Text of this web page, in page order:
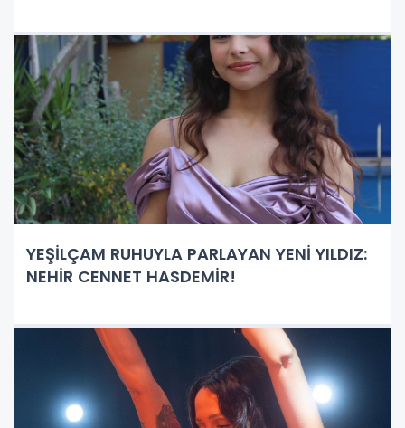
YEŞİLÇAM RUHUYLA PARLAYAN YENİ YILDIZ:
NEHİR CENNET HASDEMİR!